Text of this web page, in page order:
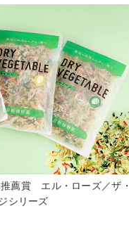
推薦賞 エル・ローズ／ザ・
シリーズ